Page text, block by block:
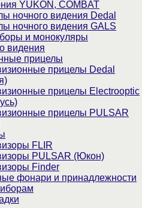
YUKON, COMBAT
ночного видения Dedal
ночного видения GALS
и монокуляры
видения
прицелы
прицелы Dedal
прицелы Electrooptic
прицелы PULSAR
FLIR
PULSAR (Юкон)
Finder
фонари и принадлежности